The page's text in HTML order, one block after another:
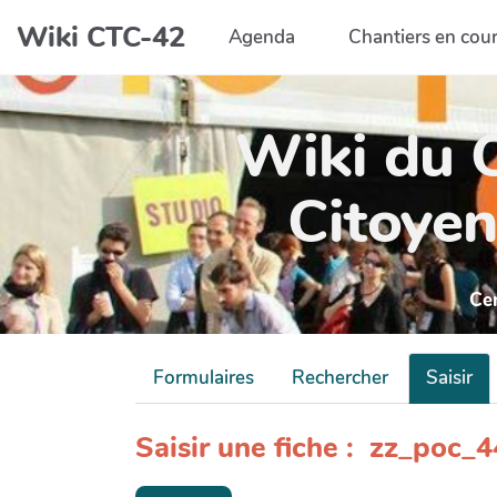
Aller au contenu principal
Wiki CTC-42 Agenda Chantiers en
Wiki du
Formulaires Rechercher Saisir
Saisir une fiche :